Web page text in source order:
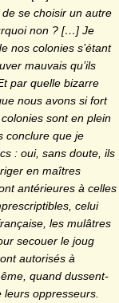
se choisir un autre
non ? […] Je
nos colonies s’étant
mauvais qu’ils
par quelle bizarre
nous avons si fort
sont en plein
conclure que je
: oui, sans doute, ils
en maîtres
antérieures à celles
celui
les mulâtres
secouer le joug
autorisés à
quand dussent-
leurs oppresseurs.